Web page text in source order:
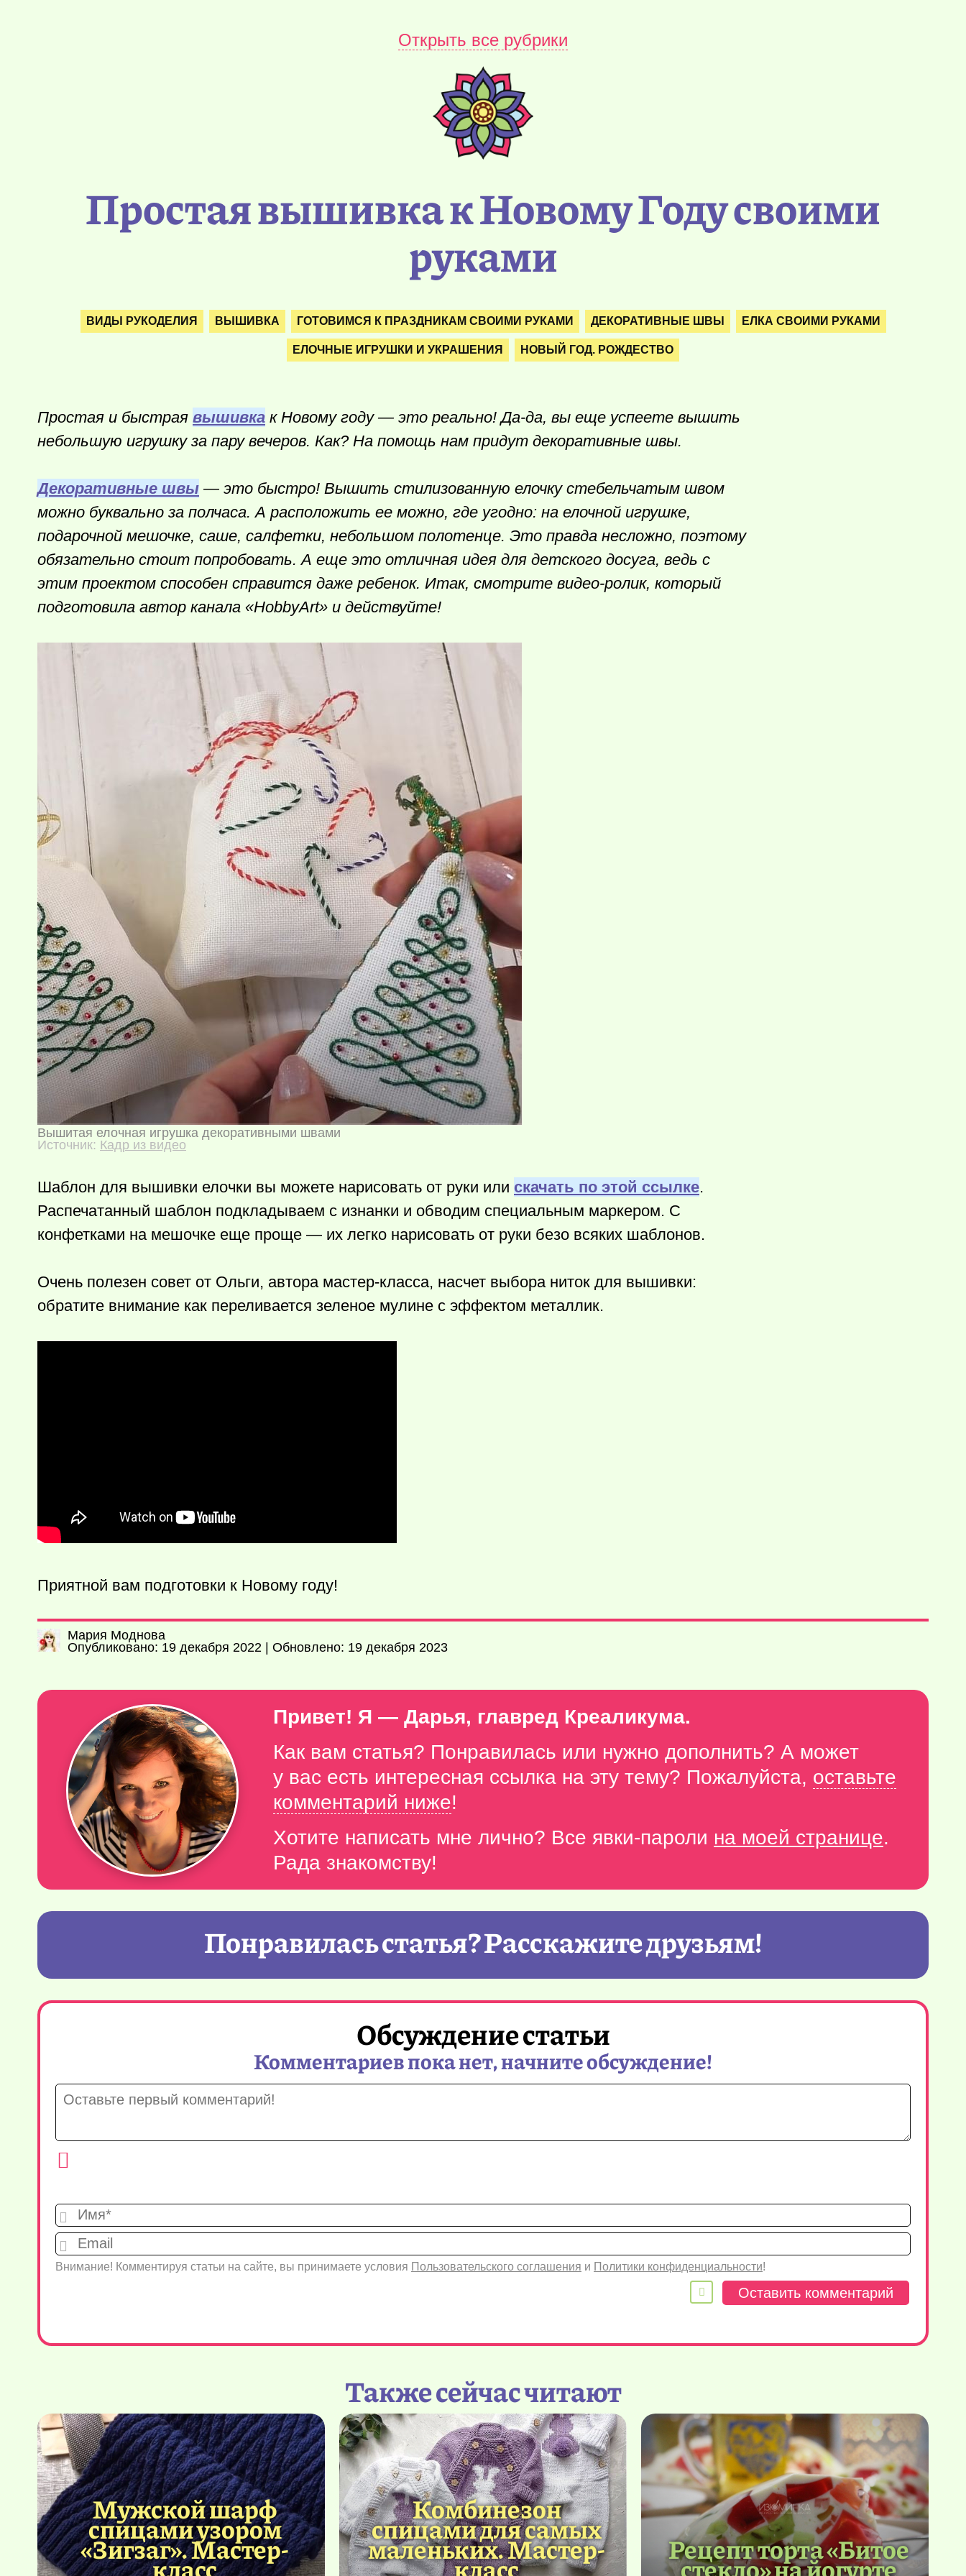
Открыть все рубрики
Простая вышивка к Новому Году своими
руками
ВИДЫ РУКОДЕЛИЯ ВЫШИВКА ГОТОВИМСЯ К ПРАЗДНИКАМ СВОИМИ РУКАМИ ДЕКОРАТИВНЫЕ ШВЫ ЕЛКА СВОИМИ РУКАМИ
ЕЛОЧНЫЕ ИГРУШКИ И УКРАШЕНИЯ НОВЫЙ ГОД. РОЖДЕСТВО
Простая и быстрая вышивка к Новому году — это реально! Да-да, вы еще успеете вышить
небольшую игрушку за пару вечеров. Как? На помощь нам придут декоративные швы.
Декоративные швы — это быстро! Вышить стилизованную елочку стебельчатым швом
можно буквально за полчаса. А расположить ее можно, где угодно: на елочной игрушке,
подарочной мешочке, саше, салфетки, небольшом полотенце. Это правда несложно, поэтому
обязательно стоит попробовать. А еще это отличная идея для детского досуга, ведь с
этим проектом способен справится даже ребенок. Итак, смотрите видео-ролик, который
подготовила автор канала «HobbyArt» и действуйте!
Вышитая елочная игрушка декоративными швами
Источник: Кадр из видео
Шаблон для вышивки елочки вы можете нарисовать от руки или скачать по этой ссылке.
Распечатанный шаблон подкладываем с изнанки и обводим специальным маркером. С
конфетками на мешочке еще проще — их легко нарисовать от руки безо всяких шаблонов.
Очень полезен совет от Ольги, автора мастер-класса, насчет выбора ниток для вышивки:
обратите внимание как переливается зеленое мулине с эффектом металлик.
Приятной вам подготовки к Новому году!
Мария Моднова
Опубликовано: 19 декабря 2022 | Обновлено: 19 декабря 2023
Привет! Я — Дарья, главред Креаликума.
Как вам статья? Понравилась или нужно дополнить? А может
у вас есть интересная ссылка на эту тему? Пожалуйста, оставьте
комментарий ниже!
Хотите написать мне лично? Все явки-пароли на моей странице.
Рада знакомству!
Понравилась статья? Расскажите друзьям!
Обсуждение статьи
Комментариев пока нет, начните обсуждение!
Имя*
Email
Внимание! Комментируя статьи на сайте, вы принимаете условия Пользовательского соглашения и Политики конфиденциальности!
Также сейчас читают
Мужской шарф
спицами узором
«Зигзаг». Мастер-
класс
Комбинезон
спицами для самых
маленьких. Мастер-
класс
Рецепт торта «Битое
стекло» на йогурте